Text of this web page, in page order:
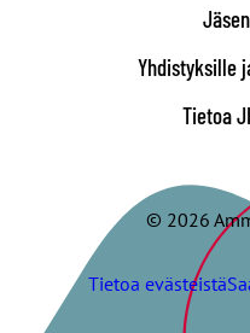
Yhdistyksille
Tietoa
© 2026
Tietoa evästeistä